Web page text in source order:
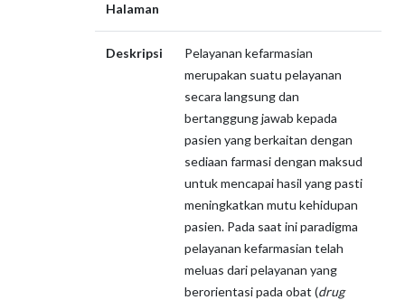
Halaman
Deskripsi
Pelayanan kefarmasian
merupakan suatu pelayanan
secara langsung dan
bertanggung jawab kepada
pasien yang berkaitan dengan
sediaan farmasi dengan maksud
untuk mencapai hasil yang pasti
meningkatkan mutu kehidupan
pasien. Pada saat ini paradigma
pelayanan kefarmasian telah
meluas dari pelayanan yang
berorientasi pada obat (drug